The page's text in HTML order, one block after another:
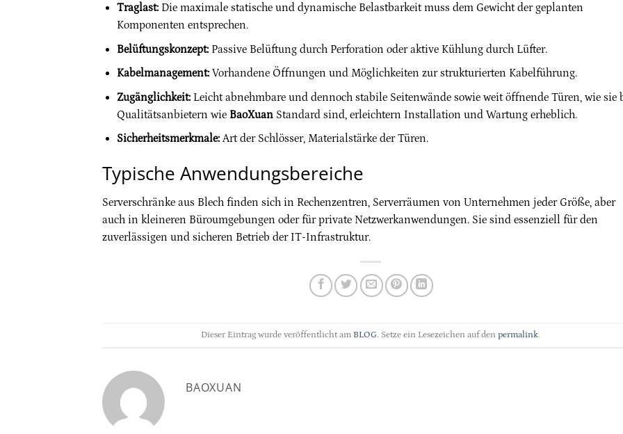
Traglast:Die maximale statische und dynamische Belastbarkeit muss dem Gewicht der geplanten
Komponenten entsprechen.
Belüftungskonzept:Passive Belüftung durch Perforation oder aktive Kühlung durch Lüfter.
Kabelmanagement:Vorhandene Öffnungen und Möglichkeiten zur strukturierten Kabelführung.
Zugänglichkeit:Leicht abnehmbare und dennoch stabile Seitenwände sowie weit öffnende Türen, wie sie
Qualitätsanbietern wie BaoXuanStandard sind, erleichtern Installation und Wartung erheblich.
Sicherheitsmerkmale:Art der Schlösser, Materialstärke der Türen.
Typische Anwendungsbereiche
Serverschränke aus Blech finden sich in Rechenzentren, Serverräumen von Unternehmen jeder Größe, aber
auch in kleineren Büroumgebungen oder für private Netzwerkanwendungen. Sie sind essenziell für den
zuverlässigen und sicheren Betrieb der IT-Infrastruktur.
Dieser Eintrag wurde veröffentlicht am BLOG. Setze ein Lesezeichen auf denpermalink.
BAOXUAN